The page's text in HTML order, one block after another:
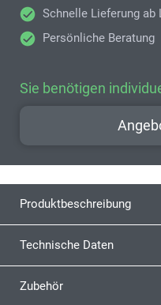
Schnelle Lieferung ab
Persönliche Beratung
Sie benötigen
Produktbeschreibung
Technische Daten
Zubehör